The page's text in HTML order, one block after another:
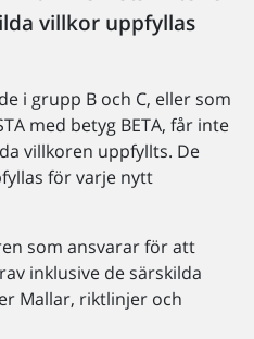
villkor uppfyllas
i grupp B och C, eller som
med betyg BETA, får inte
villkoren uppfyllts. De
för varje nytt
som ansvarar för att
inklusive de särskilda
Mallar, riktlinjer och